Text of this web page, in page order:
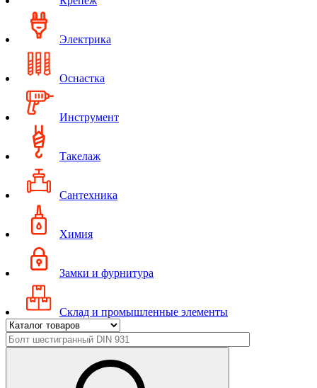
Электрика
Оснастка
Инструмент
Такелаж
Сантехника
Химия
Замки и фурнитура
Склад и промышленные элементы